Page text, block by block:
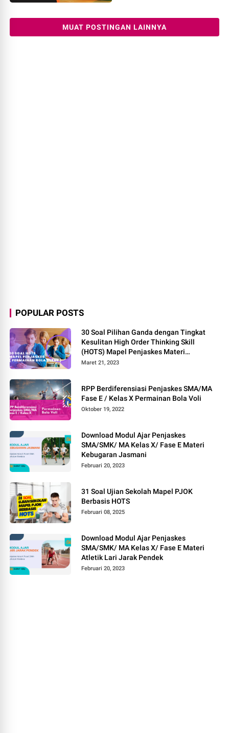
MUAT POSTINGAN LAINNYA
POPULAR POSTS
30 Soal Pilihan Ganda dengan Tingkat
Kesulitan High Order Thinking Skill
(HOTS) Mapel Penjaskes Materi
Permainan Bola Besar
Maret 21, 2023
RPP Berdiferensiasi Penjaskes SMA/MA
Fase E / Kelas X Permainan Bola Voli
Oktober 19, 2022
Download Modul Ajar Penjaskes
SMA/SMK/ MA Kelas X/ Fase E Materi
Kebugaran Jasmani
Februari 20, 2023
31 Soal Ujian Sekolah Mapel PJOK
Berbasis HOTS
Februari 08, 2025
Download Modul Ajar Penjaskes
SMA/SMK/ MA Kelas X/ Fase E Materi
Atletik Lari Jarak Pendek
Februari 20, 2023